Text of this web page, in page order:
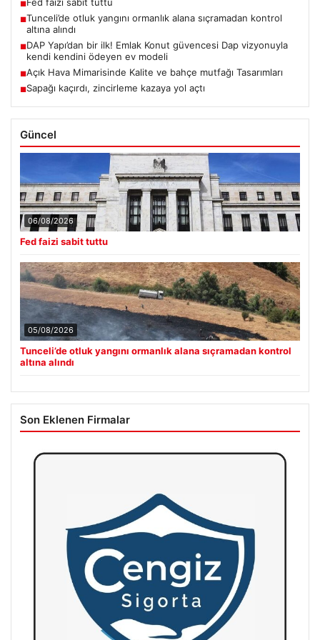
■
■Tunceli’de otluk yangını ormanlık alana sıçramadan kontrol
altına alındı
■DAP Yapı’dan bir ilk! Emlak Konut güvencesi Dap vizyonuyla
kendi kendini ödeyen ev modeli
■Açık Hava Mimarisinde Kalite ve bahçe mutfağı Tasarımları
■Sapağı kaçırdı, zincirleme kazaya yol açtı
Güncel
06/08/2026
Fed faizi sabit tuttu
05/08/2026
Tunceli’de otluk yangını ormanlık alana sıçramadan kontrol
altına alındı
Son Eklenen Firmalar